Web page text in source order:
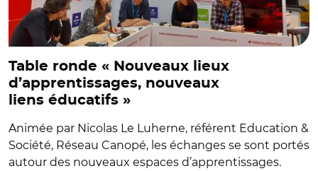
Table ronde « Nouveaux lieux
d’apprentissages, nouveaux
liens éducatifs »
Animée par Nicolas Le Luherne, référent Education &
Société, Réseau Canopé, les échanges se sont portés
autour des nouveaux espaces d’apprentissages.